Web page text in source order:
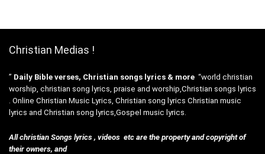
Christian Medias !
” Daily Bible verses, Christian songs lyrics & more “world christian
worship, christian song lyrics, praise and worship,Christian songs lyrics
. Online Christian Music Lyrics, Christian song lyrics Christian music
lyrics and Christian song lyrics,Gospel music lyrics.
All christian Songs lyrics , videos etc are the property and copyright of
their owners, and